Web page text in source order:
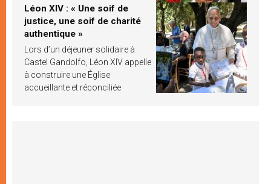
Léon XIV : « Une soif de
justice, une soif de charité
authentique »
Lors d’un déjeuner solidaire à
Castel Gandolfo, Léon XIV appelle
à construire une Église
accueillante et réconciliée